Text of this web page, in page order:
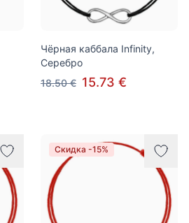
Чёрная каббала Infinity,
Серебро
18.50 € 15.73 €
Скидка -15%